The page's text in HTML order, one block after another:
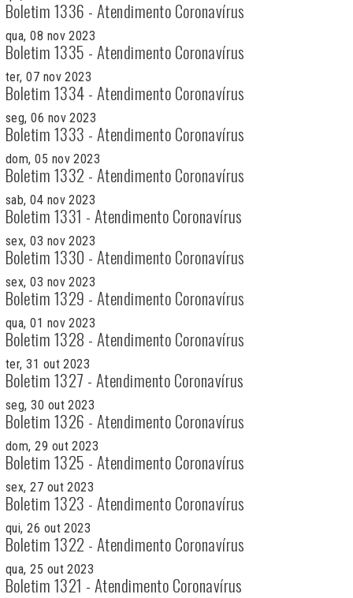
Boletim 1336 - Atendimento Coronavírus
qua, 08 nov 2023
Boletim 1335 - Atendimento Coronavírus
ter, 07 nov 2023
Boletim 1334 - Atendimento Coronavírus
seg, 06 nov 2023
Boletim 1333 - Atendimento Coronavírus
dom, 05 nov 2023
Boletim 1332 - Atendimento Coronavírus
sab, 04 nov 2023
Boletim 1331 - Atendimento Coronavírus
sex, 03 nov 2023
Boletim 1330 - Atendimento Coronavírus
sex, 03 nov 2023
Boletim 1329 - Atendimento Coronavírus
qua, 01 nov 2023
Boletim 1328 - Atendimento Coronavírus
ter, 31 out 2023
Boletim 1327 - Atendimento Coronavírus
seg, 30 out 2023
Boletim 1326 - Atendimento Coronavírus
dom, 29 out 2023
Boletim 1325 - Atendimento Coronavírus
sex, 27 out 2023
Boletim 1323 - Atendimento Coronavírus
qui, 26 out 2023
Boletim 1322 - Atendimento Coronavírus
qua, 25 out 2023
Boletim 1321 - Atendimento Coronavírus